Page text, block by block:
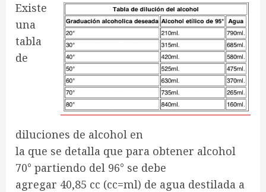
Existe
una
tabla
de
diluciones de alcohol en
la que se detalla que para obtener alcohol
70° partiendo del 96° se debe
agregar 40,85 cc (cc=ml) de agua destilada a